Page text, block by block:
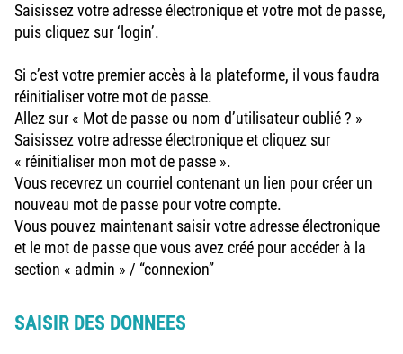
Saisissez votre adresse électronique et votre mot de passe,
puis cliquez sur ‘login’.
Si c’est votre premier accès à la plateforme, il vous faudra
réinitialiser votre mot de passe.
Allez sur « Mot de passe ou nom d’utilisateur oublié ? »
Saisissez votre adresse électronique et cliquez sur
« réinitialiser mon mot de passe ».
Vous recevrez un courriel contenant un lien pour créer un
nouveau mot de passe pour votre compte.
Vous pouvez maintenant saisir votre adresse électronique
et le mot de passe que vous avez créé pour accéder à la
section « admin » / “connexion”
SAISIR DES DONNEES